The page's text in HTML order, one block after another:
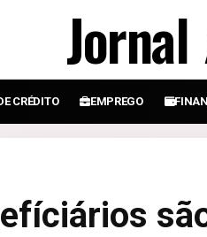
Jornal
CRÉDITO EMPREGO